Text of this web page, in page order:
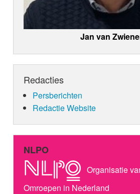
Jan van
Redacties
Persberichten
Redactie Website
NLPO
Organisatie
Omroepen in Nederland